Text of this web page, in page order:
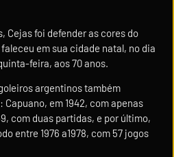
Cejas foi defender as cores do
em sua cidade natal, no dia
feira, aos 70 anos.
argentinos também
em 1942, com apenas
com duas partidas, e por último,
entre 1976 a1978, com 57 jogos